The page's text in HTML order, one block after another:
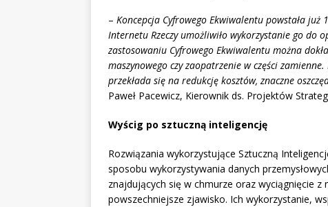
– Koncepcja Cyfrowego Ekwiwalentu powstała
Internetu Rzeczy umożliwiło wykorzystanie go do
zastosowaniu Cyfrowego Ekwiwalentu można
maszynowego czy zaopatrzenie w części
przekłada się na redukcję kosztów, znaczne
Paweł Pacewicz, Kierownik ds. Projektów
Wyścig po sztuczną inteligencję
Rozwiązania wykorzystujące Sztuczną
sposobu wykorzystywania danych
znajdujących się w chmurze oraz wyciągnięcie
powszechniejsze zjawisko. Ich wykorzystanie,